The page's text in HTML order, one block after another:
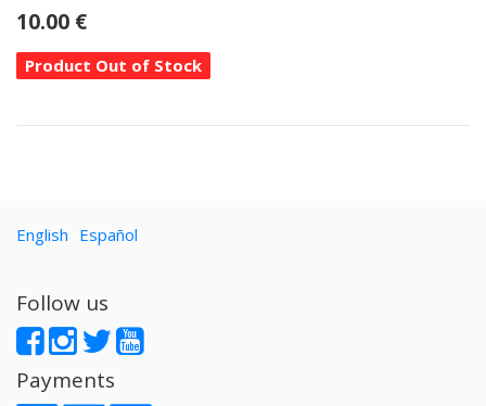
10.00 €
Product Out of Stock
English Español
Follow us
Payments